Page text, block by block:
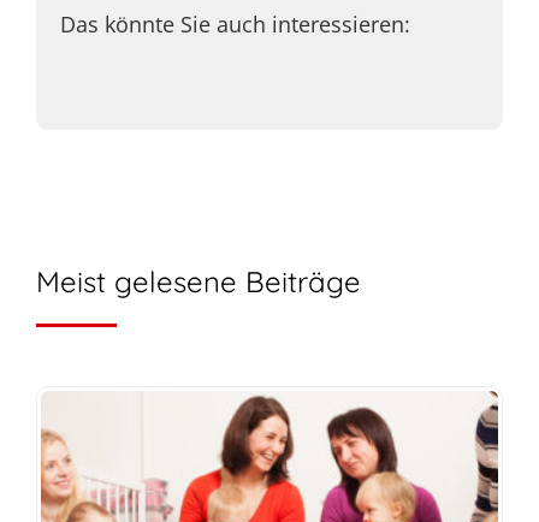
Das könnte Sie auch interessieren:
Meist gelesene Beiträge